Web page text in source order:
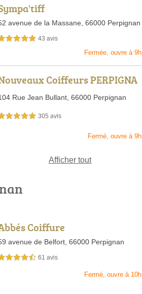
avenue de la Massane,66000 Perpignan
étoiles sur 5 43 avis
Fermée, ouvre à 9h
Coiffeurs PERPIGNA
Rue Jean Bullant,66000 Perpignan
étoiles sur 5 305 avis
Fermé, ouvre à 9h
Afficher tout
Coiffure
avenue de Belfort,66000 Perpignan
étoiles sur 5 61 avis
Fermé, ouvre à 10h